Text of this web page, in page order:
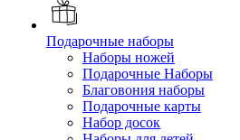
Подарочные наборы
Наборы ножей
Подарочные Наборы
Благовония наборы
Подарочные карты
Набор досок